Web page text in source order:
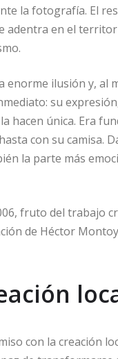
la fotografía. El
adentra en el
ilusión y, al
su
hacen única. Era
con su camisa.
la parte más
fruto del trabajo
de Héctor
con la creación